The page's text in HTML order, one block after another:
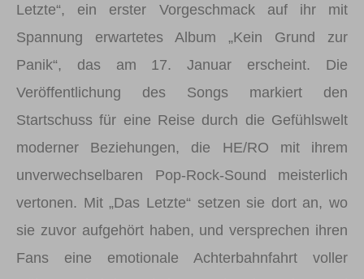
Letzte“, ein erster Vorgeschmack auf ihr mit
Spannung erwartetes Album „Kein Grund zur
Panik“, das am 17. Januar erscheint. Die
Veröffentlichung des Songs markiert den
Startschuss für eine Reise durch die Gefühlswelt
moderner Beziehungen, die HE/RO mit ihrem
unverwechselbaren Pop-Rock-Sound meisterlich
vertonen. Mit „Das Letzte“ setzen sie dort an, wo
sie zuvor aufgehört haben, und versprechen ihren
Fans eine emotionale Achterbahnfahrt voller